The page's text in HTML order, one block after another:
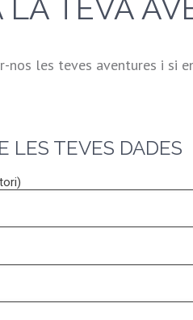
LA TEVA
nos les teves aventures i si
LES TEVES DADES